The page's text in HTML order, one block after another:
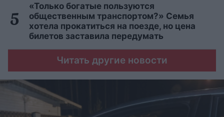
«Только богатые пользуются
общественным транспортом?» Семья
хотела прокатиться на поезде, но цена
билетов заставила передумать
Читать другие новости